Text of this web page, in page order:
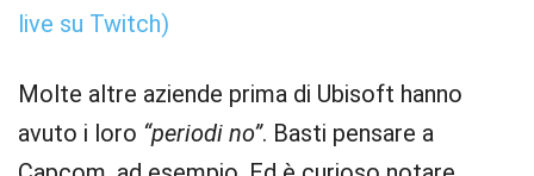
live su Twitch)
Molte altre aziende prima di Ubisoft hanno
avuto i loro “periodi no”. Basti pensare a